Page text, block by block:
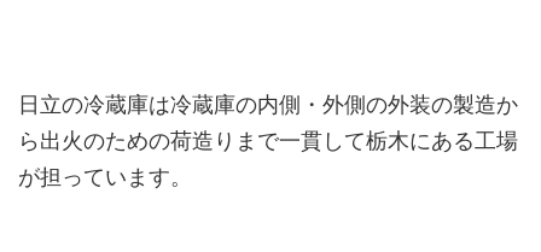
日立の冷蔵庫は冷蔵庫の内側・外側の外装の製造か
ら出火のための荷造りまで一貫して栃木にある工場
が担っています。